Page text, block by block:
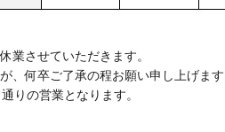
業させていただきます。
、何卒ご了承の程お願い申し上げま
りの営業となります。